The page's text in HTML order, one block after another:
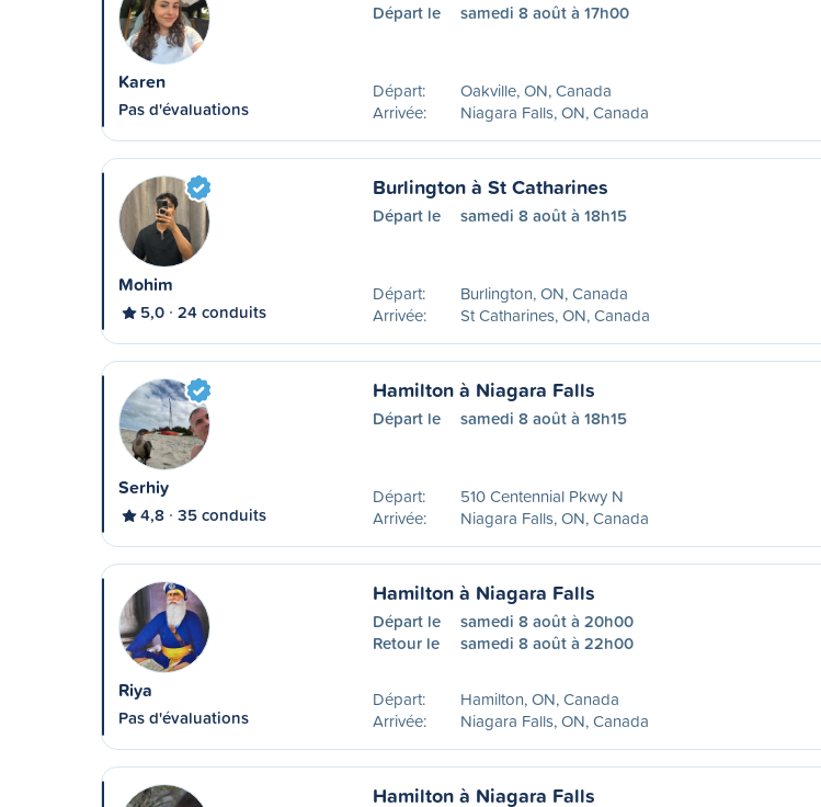
Karen
Pas d'évaluations
Départ le samedi 8 août à 17h00
Départ:
Oakville, ON, Canada
Arrivée:
Niagara Falls, ON, Canada
Mohim
5,0 24 conduits
Burlington à St Catharines
Départ le samedi 8 août à 18h15
Départ:
Burlington, ON, Canada
Arrivée:
St Catharines, ON, Canada
Serhiy
4,8 35 conduits
Hamilton à Niagara Falls
Départ le samedi 8 août à 18h15
Départ:
510 Centennial Pkwy N
Arrivée:
Niagara Falls, ON, Canada
Riya
Pas d'évaluations
Hamilton à Niagara Falls
Départ le
samedi 8 août à 20h00
Retour le
samedi 8 août à 22h00
Départ:
Hamilton, ON, Canada
Arrivée:
Niagara Falls, ON, Canada
Hamilton à Niagara Falls